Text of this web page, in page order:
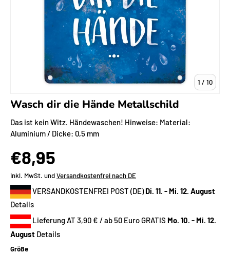
1 / von
10
Wasch dir die Hände Metallschild
Das ist kein Witz. Händewaschen! Hinweise: Material:
Aluminium / Dicke: 0,5 mm
€8,95
inkl. MwSt. undVersandkostenfrei nach DE
VERSANDKOSTENFREI POST (DE)Di. 11. - Mi. 12. August
Details
Lieferung AT 3,90 € / ab 50 Euro GRATIS Mo. 10. - Mi. 12.
August Details
Größe